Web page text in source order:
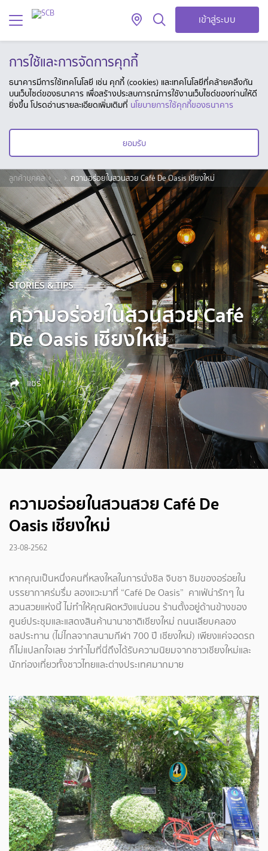
เข้าสู่ระบบ
การใช้และการจัดการคุกกี้
ธนาคารมีการใช้เทคโนโลยี เช่น คุกกี้ (cookies) และเทคโนโลยีที่คล้ายคลึงกัน
บนเว็บไซต์ของธนาคาร เพื่อสร้างประสบการณ์การใช้งานเว็บไซต์ของท่านให้ดี
ยิ่งขึ้น โปรดอ่านรายละเอียดเพิ่มเติมที่ นโยบายการใช้คุกกี้ของธนาคาร
ยอมรับ
ลูกค้าบุคคล ... ความอร่อยในสวนสวย Café De Oasis เชียงใหม่
STORIES & TIPS
ความอร่อยในสวนสวย Café
De Oasis เชียงใหม่
แชร์
ความอร่อยในสวนสวย Café De
Oasis เชียงใหม่
23-08-2562
หากคุณเป็นหนึ่งคนที่หลงใหลในการนั่งชิล จิบชา ชิมของอร่อยใน
บรรยากาศร่มรื่ม ลองแวะมาที่ “Café De Oasis” คาเฟ่น่ารักๆ ใน
สวนสวยแห่งนี้ ไม่ทำให้คุณผิดหวังแน่นอน ร้านตั้งอยู่ด้านข้างของ
ศูนย์ประชุมและแสดงสินค้านานาชาติเชียงใหม่ ถนนเลียบคลอง
ชลประทาน (ไม่ไกลจากสนามกีฬา 700 ปี เชียงใหม่) เพียงแค่จอดรถ
ก็ไม่แปลกใจเลย ว่าทำไมที่นี่ถึงได้รับความนิยมจากชาวเชียงใหม่และ
นักท่องเที่ยวทั้งชาวไทยและต่างประเทศมากมาย